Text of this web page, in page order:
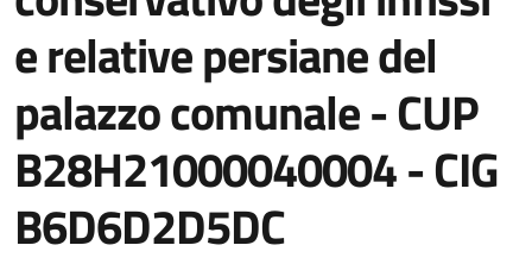
e relative persiane del
palazzo comunale - CUP
B28H21000040004 - CIG
B6D6D2D5DC